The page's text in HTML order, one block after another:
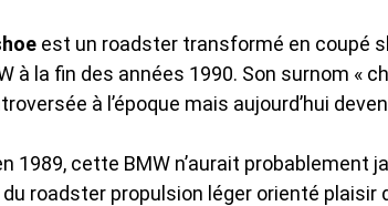
est un roadster transformé en coupé
à la fin des années 1990. Son surnom «
à l’époque mais aujourd’hui
1989, cette BMW n’aurait probablement
roadster propulsion léger orienté plaisir